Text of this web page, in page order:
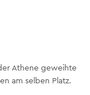
Athene geweihte
am selben Platz.